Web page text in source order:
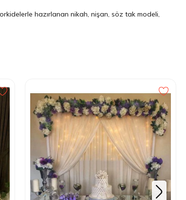
hazırlanan nikah, nişan, söz tak modeli,